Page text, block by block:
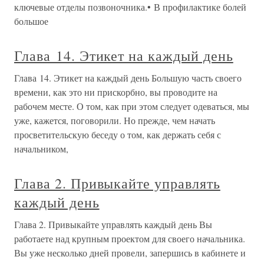
ключевые отделы позвоночника.• В профилактике болей
большое
Глава 14. Этикет на каждый день
Глава 14. Этикет на каждый день Большую часть своего
времени, как это ни прискорбно, вы проводите на
рабочем месте. О том, как при этом следует одеваться, мы
уже, кажется, поговорили. Но прежде, чем начать
просветительскую беседу о том, как держать себя с
начальником,
Глава 2. Привыкайте управлять
каждый день
Глава 2. Привыкайте управлять каждый день Вы
работаете над крупным проектом для своего начальника.
Вы уже несколько дней провели, запершись в кабинете и